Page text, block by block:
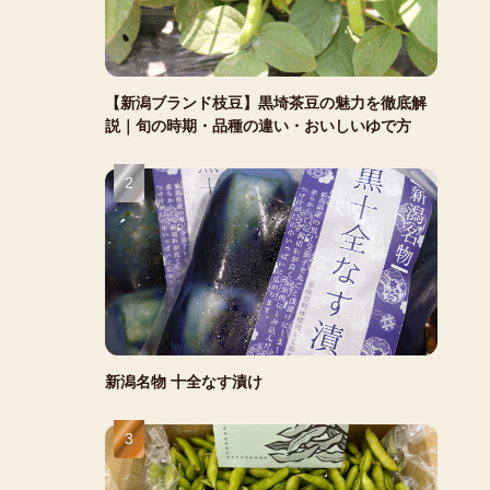
【新潟ブランド枝豆】黒埼茶豆の魅力を徹底解
説｜旬の時期・品種の違い・おいしいゆで方
新潟名物 十全なす漬け